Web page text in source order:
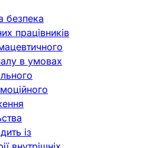
безпека
працівників
в умовах
із